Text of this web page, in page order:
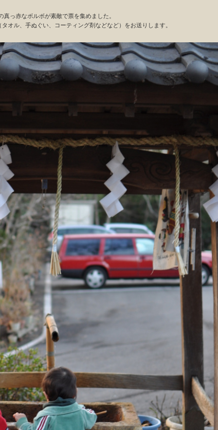
っ赤なボルボが素敵で票を集めました。
オル、手ぬぐい、コーティング剤などなど）をお送りします。